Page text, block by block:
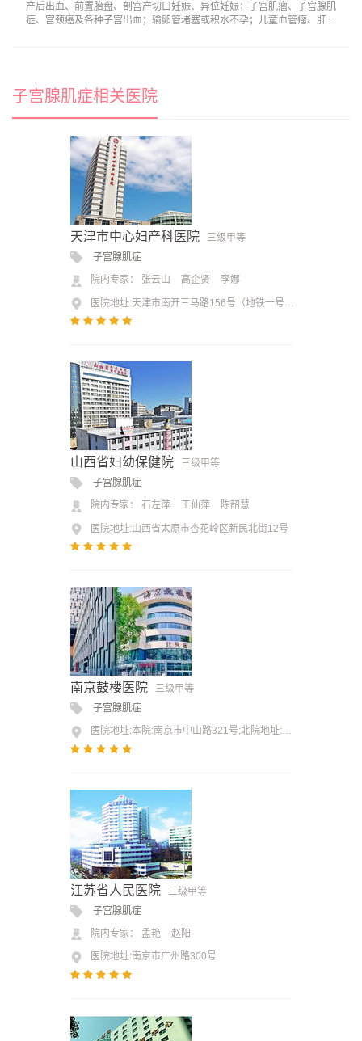
产后出血、前置胎盘、剖宫产切口妊娠、异位妊娠；子宫肌瘤、子宫腺肌
症、宫颈癌及各种子宫出血；输卵管堵塞或积水不孕；儿童血管瘤、肝肾
子宫腺肌症相关医院
天津市中心妇产科医院
三级甲等
子宫腺肌症
院内专家： 张云山 高企贤 李娜
医院地址:天津市南开三马路156号（地铁一号线二纬路站下车，向南200米即到）
山西省妇幼保健院
三级甲等
子宫腺肌症
院内专家： 石左萍 王仙萍 陈韶慧
医院地址:山西省太原市杏花岭区新民北街12号
南京鼓楼医院
三级甲等
子宫腺肌症
医院地址:本院:南京市中山路321号;北院地址:南京市中山北路53号
江苏省人民医院
三级甲等
子宫腺肌症
院内专家： 孟艳 赵阳
医院地址:南京市广州路300号